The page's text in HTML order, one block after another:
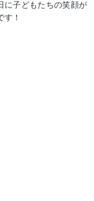
に子どもたちの笑顔が
！